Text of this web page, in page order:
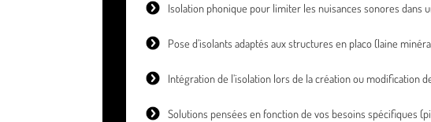
Isolation phonique pour limiter les nuisances sonores dans
Pose d’isolants adaptés aux structures en placo (laine
Intégration de l’isolation lors de la création ou modification
Solutions pensées en fonction de vos besoins spécifiques